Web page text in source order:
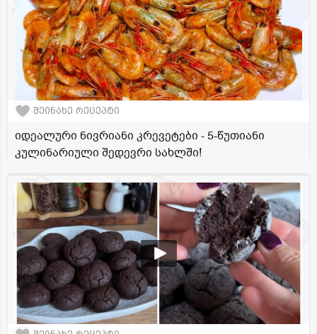
შეინახე რეცეპტი
იდეალური ნივრიანი კრევეტები - 5-წუთიანი
კულინარიული შედევრი სახლში!